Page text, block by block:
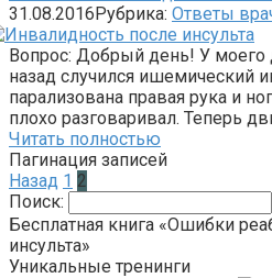
31.08.2016Рубрика: Ответы
Вопрос: Добрый день! У моего
назад случился ишемический
парализована правая рука и
плохо разговаривал. Теперь
Читать полностью
Пагинация записей
Назад 1 2
Поиск:
Бесплатная книга «Ошибки
инсульта»
Уникальные тренинги